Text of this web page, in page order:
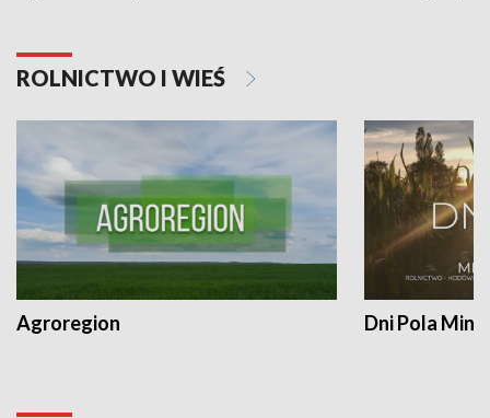
ROLNICTWO I WIEŚ
Agroregion Dni Pola